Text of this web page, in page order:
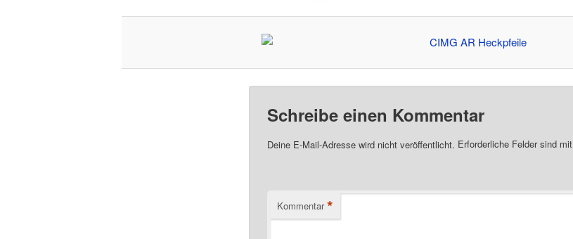
Schreibe einen Kommentar
Deine E-Mail-Adresse wird nicht veröffentlicht. Erforderliche Felder sind mit
Kommentar *